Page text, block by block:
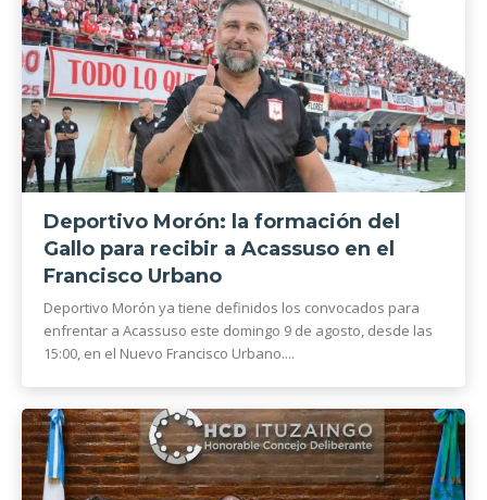
Deportivo Morón: la formación del
Gallo para recibir a Acassuso en el
Francisco Urbano
Deportivo Morón ya tiene definidos los convocados para
enfrentar a Acassuso este domingo 9 de agosto, desde las
15:00, en el Nuevo Francisco Urbano....